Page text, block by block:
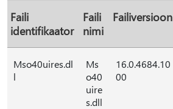
Faili
identifikaator
Faili
nimi
Failiversioon
Mso40uires.dl
l
Ms
o40
uire
s.dll
16.0.4684.10
00